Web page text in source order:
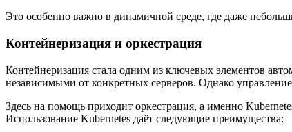
Это особенно важно в динамичной среде, где даже
Контейнеризация и оркестрация
Контейнеризация стала одним из ключевых элементов
независимыми от конкретных серверов. Однако
Здесь на помощь приходит оркестрация, а именно
Использование Kubernetes даёт следующие преимущества: